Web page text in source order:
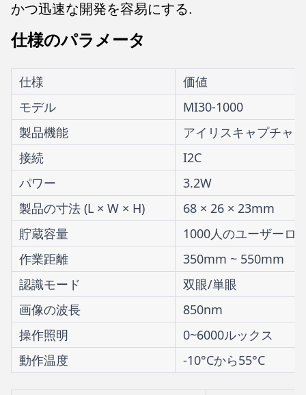
かつ迅速な開発を容易にする.
仕様のパラメータ
仕様
価値
モデル
MI30-1000
製品機能
アイリスキャプチャ
接続
I2C
パワー
3.2W
製品の寸法 (L × W × H)
68 × 26 × 23mm
貯蔵容量
1000人のユーザーロ
作業距離
350mm ~ 550mm
認識モード
双眼/単眼
画像の波長
850nm
操作照明
0~6000ルックス
動作温度
-10°Cから55°C